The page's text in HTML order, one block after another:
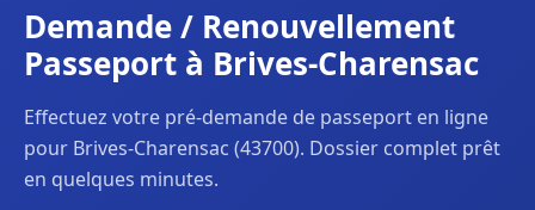
Demande / Renouvellement
Passeport à Brives-Charensac
Effectuez votre pré-demande de passeport en ligne
pour Brives-Charensac (43700). Dossier complet prêt
en quelques minutes.